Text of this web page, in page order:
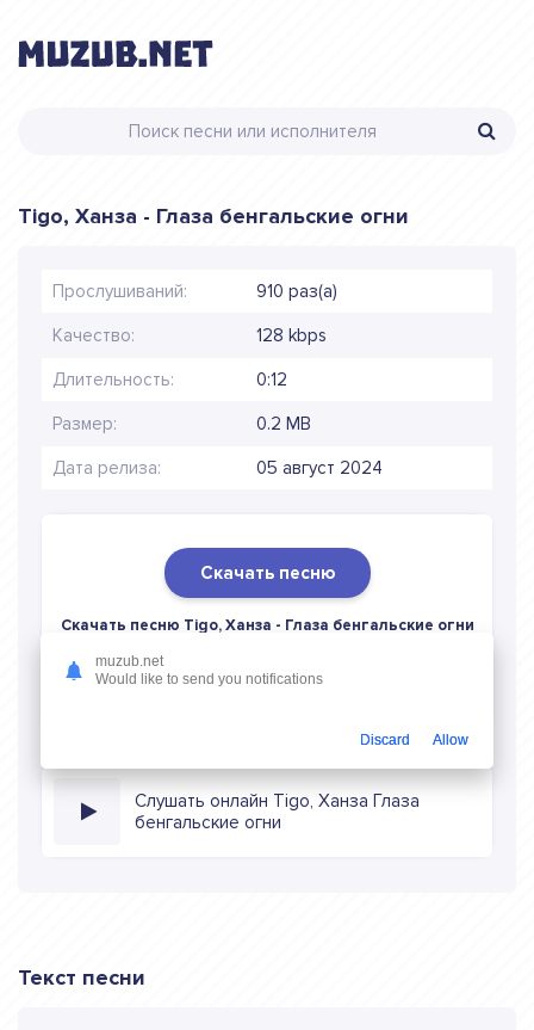
Tigo, Ханза - Глаза бенгальские огни
Прослушиваний: 910 раз(а)
Качество: 128 kbps
Длительность: 0:12
Размер: 0.2 MB
Дата релиза: 05 август 2024
Скачать песню
Скачать песню Tigo, Ханза - Глаза бенгальские огни
слушать музыку в режиме онлайн
Слушать онлайн Tigo, Ханза Глаза
бенгальские огни
Текст песни
muzub.net
Would like to send you notifications
Discard Allow